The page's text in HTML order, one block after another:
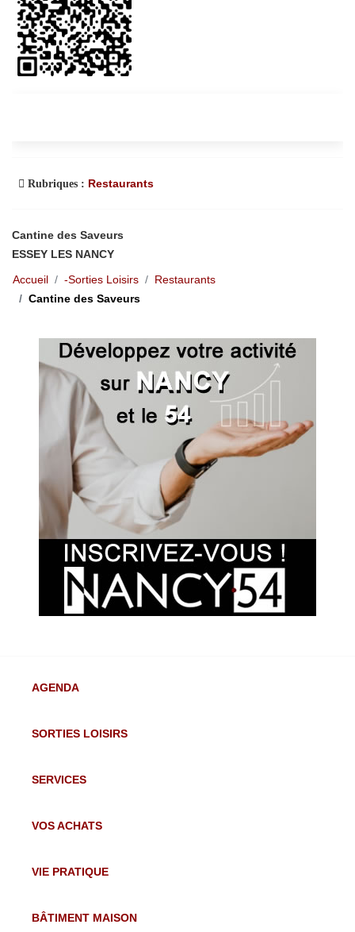
Rubriques : Restaurants
Cantine des Saveurs
ESSEY LES NANCY
Accueil
-Sorties Loisirs
Restaurants
Cantine des Saveurs
AGENDA
SORTIES LOISIRS
SERVICES
VOS ACHATS
VIE PRATIQUE
BÂTIMENT MAISON